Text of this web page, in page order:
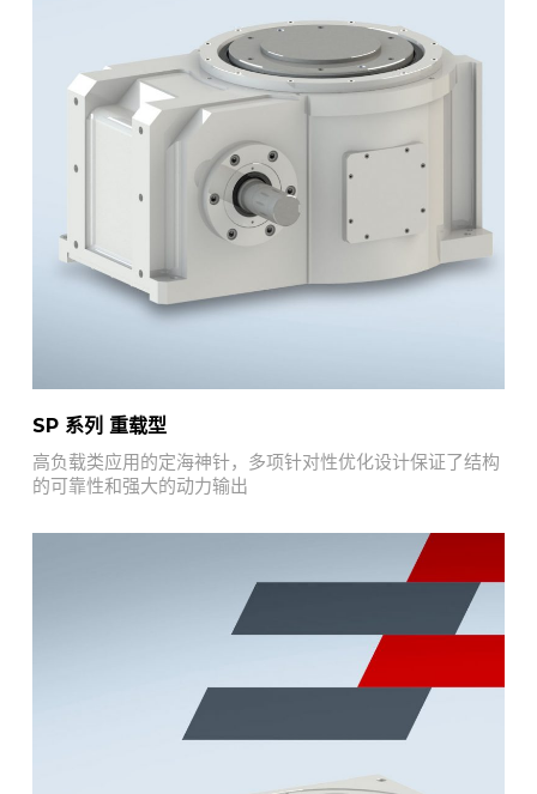
SP 系列 重载型
高负载类应用的定海神针，多项针对性优化设计保证了结构
的可靠性和强大的动力输出